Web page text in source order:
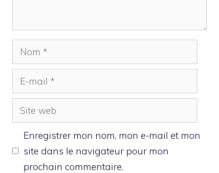
Nom
mail
Site
web
Enregistrer mon nom, mon e-mail et mon
site dans le navigateur pour mon
prochain commentaire.